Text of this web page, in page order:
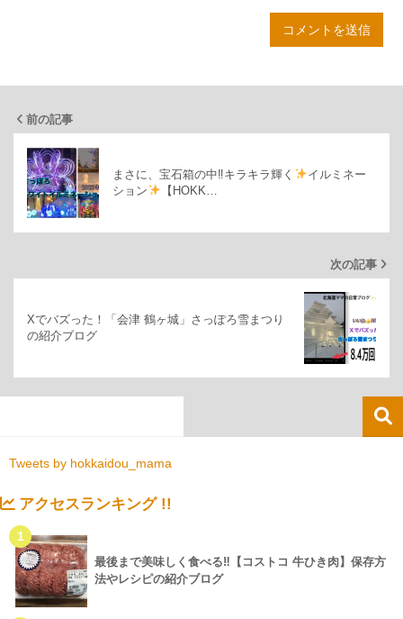
前の記事
まさに、宝石箱の中‼キラキラ輝く
イルミネー
ション
【HOKK…
次の記事
Xでバズった！「会津 鶴ヶ城」さっぽろ雪まつり
の紹介ブログ
Tweets by hokkaidou_mama
アクセスランキング !!
1
最後まで美味しく食べる‼【コストコ 牛ひき肉】保存方
法やレシピの紹介ブログ